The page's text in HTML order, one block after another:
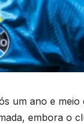
um ano e
embora o